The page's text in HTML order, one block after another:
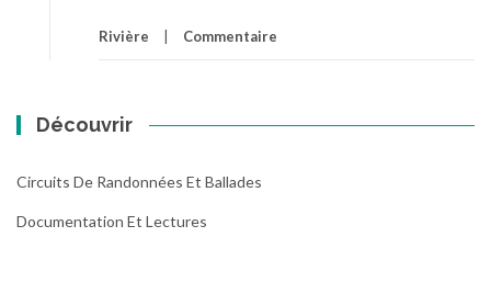
Rivière Commentaire
Découvrir
Circuits De Randonnées Et Ballades
Documentation Et Lectures